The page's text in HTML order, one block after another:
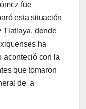
fue
esta situación
Tlatlaya, donde
ha
aconteció con la
que tomaron
de la